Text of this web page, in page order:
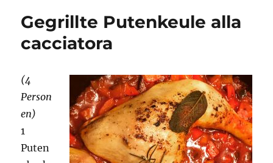
im
Gegrillte Putenkeule alla
cacciatora
(4
Person
en)
1
Puten